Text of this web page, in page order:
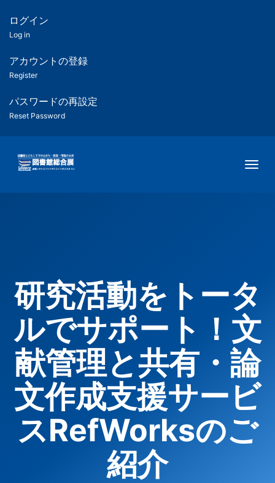
ツ
匿
名
ユ
ー
ー
用
メ
ログイン
Log in
アカウントの登録
Register
パスワードの再設定
Reset Password
研究活動をトータ
ルでサポート！文
献管理と共有・論
文作成支援サービ
スRefWorksのご
紹介